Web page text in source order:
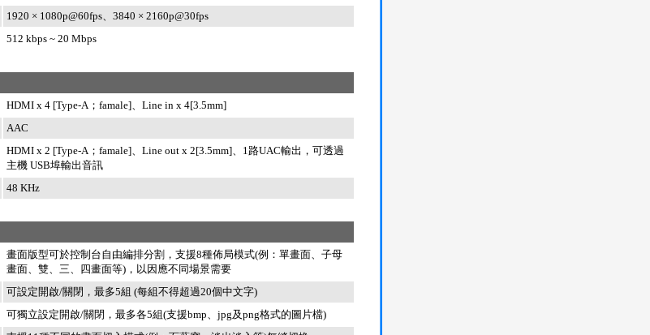
1920 × 1080p@60fps、3840 × 2160p@30fps
512 kbps ~ 20 Mbps
HDMI x 4 [Type-A；famale]、Line in x 4[3.5mm]
AAC
HDMI x 2 [Type-A；famale]、Line out x 2[3.5mm]、1路UAC輸出，可透過
主機 USB埠輸出音訊
48 KHz
畫面版型可於控制台自由編排分割，支援8種佈局模式(例：單畫面、子母
畫面、雙、三、四畫面等)，以因應不同場景需要
可設定開啟/關閉，最多5組 (每組不得超過20個中文字)
可獨立設定開啟/關閉，最多各5組(支援bmp、jpg及png格式的圖片檔)